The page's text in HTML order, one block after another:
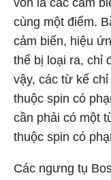
vốn là các cảm
cùng một điểm.
cảm biến, hiệu
thể bị loại ra, chỉ
vậy, các từ kế
thuộc spin có
cần phải có một
thuộc spin có
Các ngưng tụ